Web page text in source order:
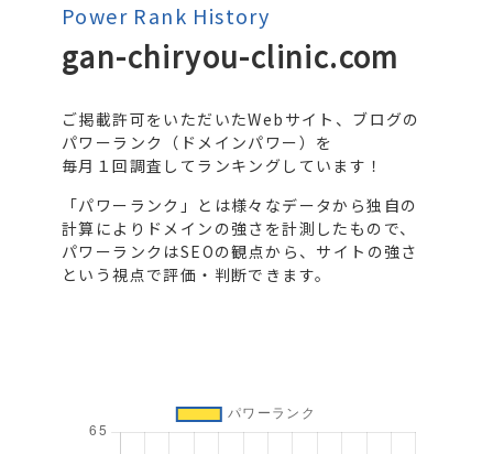
Power Rank History
gan-chiryou-clinic.com
ご掲載許可をいただいたWebサイト、ブログの
パワーランク（ドメインパワー）を
毎月１回調査してランキングしています！
「パワーランク」とは様々なデータから独自の
計算によりドメインの強さを計測したもので、
パワーランクはSEOの観点から、サイトの強さ
という視点で評価・判断できます。